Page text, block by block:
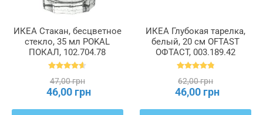
ИКЕА Стакан, бесцветное
стекло, 35 мл POKAL
ПОКАЛ, 102.704.78
47,00 грн
46,00 грн
ИКЕА Глубокая тарелка,
белый, 20 см OFTAST
ОФТАСТ, 003.189.42
62,00 грн
46,00 грн